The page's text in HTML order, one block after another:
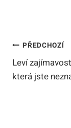
Navigace
Pro
PŘEDCHOZÍ
Leví
která jste